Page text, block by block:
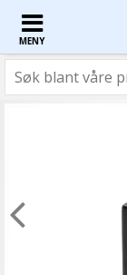
MENY